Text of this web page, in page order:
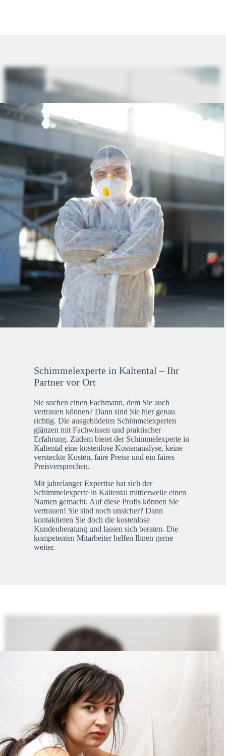
Schimmelexperte in Kaltental – Ihr
Partner vor Ort
Sie suchen einen Fachmann, dem Sie auch
vertrauen können? Dann sind Sie hier genau
richtig. Die ausgebildeten Schimmelexperten
glänzen mit Fachwissen und praktischer
Erfahrung. Zudem bietet der Schimmelexperte in
Kaltental eine kostenlose Kostenanalyse, keine
versteckte Kosten, faire Preise und ein faires
Preisversprechen.
Mit jahrelanger Expertise hat sich der
Schimmelexperte in Kaltental mittlerweile einen
Namen gemacht. Auf diese Profis können Sie
vertrauen! Sie sind noch unsicher? Dann
kontaktieren Sie doch die kostenlose
Kundenberatung und lassen sich beraten. Die
kompetenten Mitarbeiter helfen Ihnen gerne
weiter.